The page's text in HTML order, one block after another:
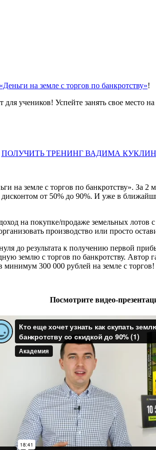
«Деньги на земле с торгов по банкротству»!
учеников! Успейте занять свое место
ПОЛУЧИТЬ ТРЕНИНГ ВАДИМА
на земле с торгов по банкротству». За 2
от 50% до 90%. И уже в
на покупке/продаже земельных
производство или просто
до результата к получению первой
землю с торгов по банкротству. Автор
минимум 300 000 рублей на земле с торгов!
Посмотрите видео-